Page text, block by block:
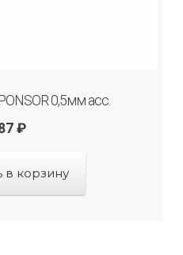
0,5мм асс.
₽
в корзину